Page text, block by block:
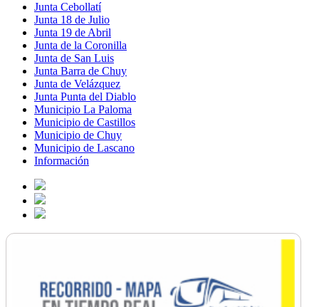
Junta Cebollatí
Junta 18 de Julio
Junta 19 de Abril
Junta de la Coronilla
Junta de San Luis
Junta Barra de Chuy
Junta de Velázquez
Junta Punta del Diablo
Municipio La Paloma
Municipio de Castillos
Municipio de Chuy
Municipio de Lascano
Información